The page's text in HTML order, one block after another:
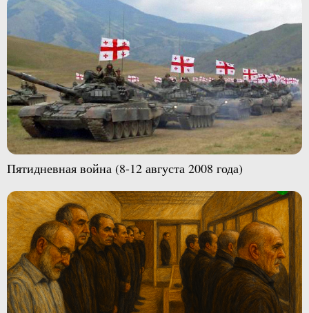
Пятидневная война (8-12 августа 2008 года)